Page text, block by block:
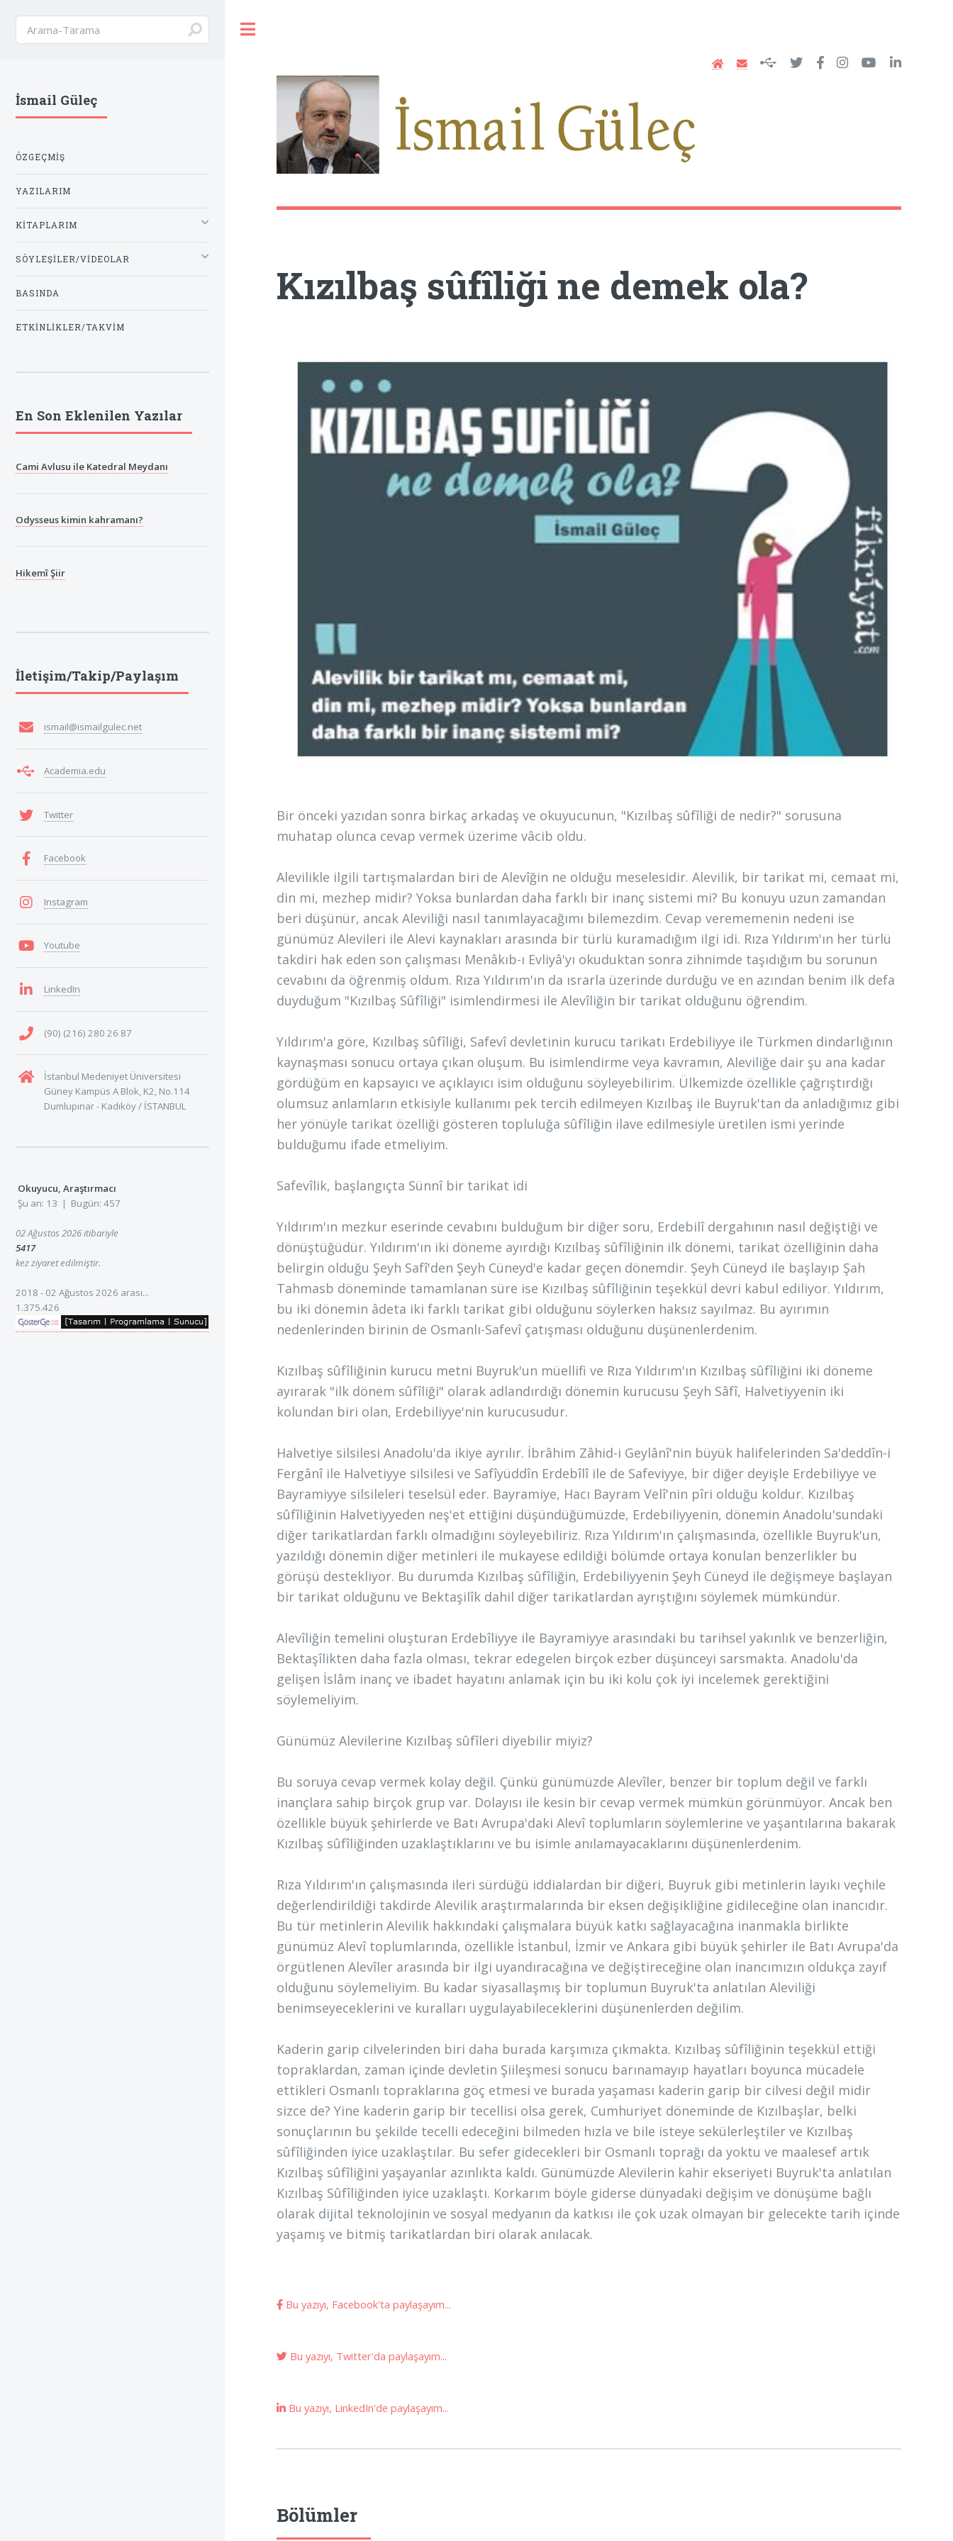
Kızılbaş sûfîliği ne demek ola?
Bir önceki yazıdan sonra birkaç arkadaş ve okuyucunun, "Kızılbaş sûfîliği de nedir?" sorusuna
muhatap olunca cevap vermek üzerime vâcib oldu.
Alevilikle ilgili tartışmalardan biri de Alevîğin ne olduğu meselesidir. Alevilik, bir tarikat mi, cemaat mi,
din mi, mezhep midir? Yoksa bunlardan daha farklı bir inanç sistemi mi? Bu konuyu uzun zamandan
beri düşünür, ancak Aleviliği nasıl tanımlayacağımı bilemezdim. Cevap verememenin nedeni ise
günümüz Alevileri ile Alevi kaynakları arasında bir türlü kuramadığım ilgi idi. Rıza Yıldırım'ın her türlü
takdiri hak eden son çalışması Menâkıb-ı Evliyâ'yı okuduktan sonra zihnimde taşıdığım bu sorunun
cevabını da öğrenmiş oldum. Rıza Yıldırım'ın da ısrarla üzerinde durduğu ve en azından benim ilk defa
duyduğum "Kızılbaş Sûfîliği" isimlendirmesi ile Alevîliğin bir tarikat olduğunu öğrendim.
Yıldırım'a göre, Kızılbaş sûfîliği, Safevî devletinin kurucu tarikatı Erdebiliyye ile Türkmen dindarlığının
kaynaşması sonucu ortaya çıkan oluşum. Bu isimlendirme veya kavramın, Aleviliğe dair şu ana kadar
gördüğüm en kapsayıcı ve açıklayıcı isim olduğunu söyleyebilirim. Ülkemizde özellikle çağrıştırdığı
olumsuz anlamların etkisiyle kullanımı pek tercih edilmeyen Kızılbaş ile Buyruk'tan da anladığımız gibi
her yönüyle tarikat özelliği gösteren topluluğa sûfîliğin ilave edilmesiyle üretilen ismi yerinde
bulduğumu ifade etmeliyim.
Safevîlik, başlangıçta Sünnî bir tarikat idi
Yıldırım'ın mezkur eserinde cevabını bulduğum bir diğer soru, Erdebilî dergahının nasıl değiştiği ve
dönüştüğüdür. Yıldırım'ın iki döneme ayırdığı Kızılbaş sûfîliğinin ilk dönemi, tarikat özelliğinin daha
belirgin olduğu Şeyh Safî'den Şeyh Cüneyd'e kadar geçen dönemdir. Şeyh Cüneyd ile başlayıp Şah
Tahmasb döneminde tamamlanan süre ise Kızılbaş sûfîliğinin teşekkül devri kabul ediliyor. Yıldırım,
bu iki dönemin âdeta iki farklı tarikat gibi olduğunu söylerken haksız sayılmaz. Bu ayırımın
nedenlerinden birinin de Osmanlı-Safevî çatışması olduğunu düşünenlerdenim.
Kızılbaş sûfîliğinin kurucu metni Buyruk'un müellifi ve Rıza Yıldırım'ın Kızılbaş sûfîliğini iki döneme
ayırarak "ilk dönem sûfîliği" olarak adlandırdığı dönemin kurucusu Şeyh Sâfî, Halvetiyyenin iki
kolundan biri olan, Erdebiliyye'nin kurucusudur.
Halvetiye silsilesi Anadolu'da ikiye ayrılır. İbrâhim Zâhid-i Geylânî'nin büyük halifelerinden Sa'deddîn-i
Fergânî ile Halvetiyye silsilesi ve Safîyüddîn Erdebîlî ile de Safeviyye, bir diğer deyişle Erdebiliyye ve
Bayramiyye silsileleri teselsül eder. Bayramiye, Hacı Bayram Velî'nin pîri olduğu koldur. Kızılbaş
sûfîliğinin Halvetiyyeden neş'et ettiğini düşündüğümüzde, Erdebiliyyenin, dönemin Anadolu'sundaki
diğer tarikatlardan farklı olmadığını söyleyebiliriz. Rıza Yıldırım'ın çalışmasında, özellikle Buyruk'un,
yazıldığı dönemin diğer metinleri ile mukayese edildiği bölümde ortaya konulan benzerlikler bu
görüşü destekliyor. Bu durumda Kızılbaş sûfîliğin, Erdebiliyyenin Şeyh Cüneyd ile değişmeye başlayan
bir tarikat olduğunu ve Bektaşilîk dahil diğer tarikatlardan ayrıştığını söylemek mümkündür.
Alevîliğin temelini oluşturan Erdebîliyye ile Bayramiyye arasındaki bu tarihsel yakınlık ve benzerliğin,
Bektaşîlikten daha fazla olması, tekrar edegelen birçok ezber düşünceyi sarsmakta. Anadolu'da
gelişen İslâm inanç ve ibadet hayatını anlamak için bu iki kolu çok iyi incelemek gerektiğini
söylemeliyim.
Günümüz Alevilerine Kızılbaş sûfîleri diyebilir miyiz?
Bu soruya cevap vermek kolay değil. Çünkü günümüzde Alevîler, benzer bir toplum değil ve farklı
inançlara sahip birçok grup var. Dolayısı ile kesin bir cevap vermek mümkün görünmüyor. Ancak ben
özellikle büyük şehirlerde ve Batı Avrupa'daki Alevî toplumların söylemlerine ve yaşantılarına bakarak
Kızılbaş sûfîliğinden uzaklaştıklarını ve bu isimle anılamayacaklarını düşünenlerdenim.
Rıza Yıldırım'ın çalışmasında ileri sürdüğü iddialardan bir diğeri, Buyruk gibi metinlerin layıkı veçhile
değerlendirildiği takdirde Alevilik araştırmalarında bir eksen değişikliğine gidileceğine olan inancıdır.
Bu tür metinlerin Alevilik hakkındaki çalışmalara büyük katkı sağlayacağına inanmakla birlikte
günümüz Alevî toplumlarında, özellikle İstanbul, İzmir ve Ankara gibi büyük şehirler ile Batı Avrupa'da
örgütlenen Alevîler arasında bir ilgi uyandıracağına ve değiştireceğine olan inancımızın oldukça zayıf
olduğunu söylemeliyim. Bu kadar siyasallaşmış bir toplumun Buyruk'ta anlatılan Aleviliği
benimseyeceklerini ve kuralları uygulayabileceklerini düşünenlerden değilim.
Kaderin garip cilvelerinden biri daha burada karşımıza çıkmakta. Kızılbaş sûfîliğinin teşekkül ettiği
topraklardan, zaman içinde devletin Şiileşmesi sonucu barınamayıp hayatları boyunca mücadele
ettikleri Osmanlı topraklarına göç etmesi ve burada yaşaması kaderin garip bir cilvesi değil midir
sizce de? Yine kaderin garip bir tecellisi olsa gerek, Cumhuriyet döneminde de Kızılbaşlar, belki
sonuçlarının bu şekilde tecelli edeceğini bilmeden hızla ve bile isteye sekülerleştiler ve Kızılbaş
sûfîliğinden iyice uzaklaştılar. Bu sefer gidecekleri bir Osmanlı toprağı da yoktu ve maalesef artık
Kızılbaş sûfîliğini yaşayanlar azınlıkta kaldı. Günümüzde Alevilerin kahir ekseriyeti Buyruk'ta anlatılan
Kızılbaş Sûfîliğinden iyice uzaklaştı. Korkarım böyle giderse dünyadaki değişim ve dönüşüme bağlı
olarak dijital teknolojinin ve sosyal medyanın da katkısı ile çok uzak olmayan bir gelecekte tarih içinde
yaşamış ve bitmiş tarikatlardan biri olarak anılacak.
Bu yazıyı, Facebook'ta paylaşayım...
Bu yazıyı, Twitter'da paylaşayım...
Bu yazıyı, LinkedIn'de paylaşayım...
Bölümler
İsmail Güleç
ÖZGEÇMIŞ
YAZILARIM
KITAPLARIM
SÖYLEŞILER/VIDEOLAR
BASINDA
ETKINLIKLER/TAKVIM
En Son Eklenilen Yazılar
Cami Avlusu ile Katedral Meydanı
Odysseus kimin kahramanı?
Hikemî Şiir
İletişim/Takip/Paylaşım
ismail@ismailgulec.net
Academia.edu
Twitter
Facebook
Instagram
Youtube
LinkedIn
(90) (216) 280 26 87
İstanbul Medeniyet Üniversitesi
Güney Kampüs A Blok, K2, No.114
Dumlupınar - Kadıköy / İSTANBUL
Okuyucu, Araştırmacı
Şu an: 13 | Bugün: 457
02 Ağustos 2026 itibariyle
5417
kez ziyaret edilmiştir.
2018 - 02 Ağustos 2026 arası...
1.375.426